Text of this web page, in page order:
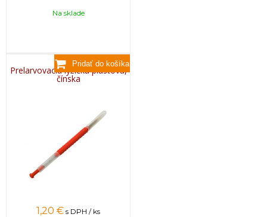
Na sklade
Prelarvovacia lyžička plastová,
čínska
1,20 € s DPH / ks